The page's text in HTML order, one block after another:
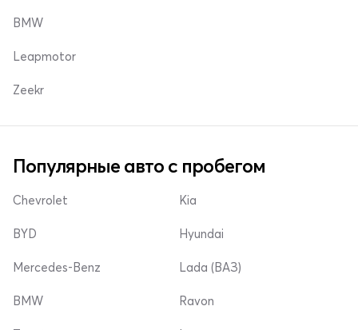
BMW
Leapmotor
Zeekr
Популярные авто с пробегом
Chevrolet
BYD
Mercedes-Benz
Kia
Hyundai
Lada (ВАЗ)
BMW Ravon